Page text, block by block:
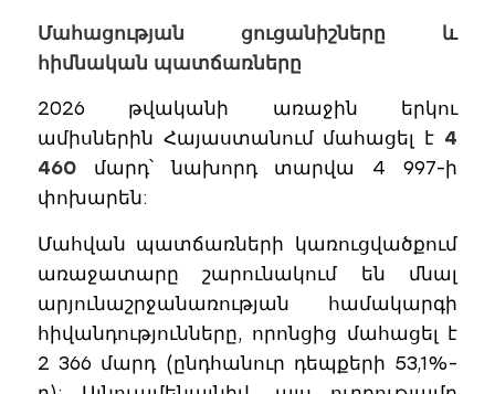
Մահացության ցուցանիշները և
հիմնական պատճառները
2026 թվականի առաջին երկու
ամիսներին Հայաստանում մահացել է 4
460մարդ՝ նախորդ տարվա 4 997-ի
փոխարեն:
Մահվան պատճառների կառուցվածքում
առաջատարը շարունակում են մնալ
արյունաշրջանառության համակարգի
հիվանդությունները, որոնցից մահացել է
2 366 մարդ (ընդհանուր դեպքերի 53,1%-